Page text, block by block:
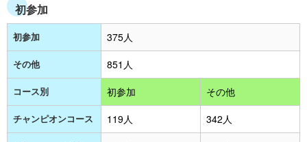
初参加
初参加 375人
その他 851人
コース別 初参加 その他
チャンピオンコース 119人 342人